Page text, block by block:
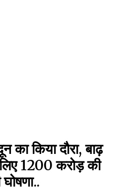
का किया दौरा, बाढ़
लिए 1200 करोड़ की